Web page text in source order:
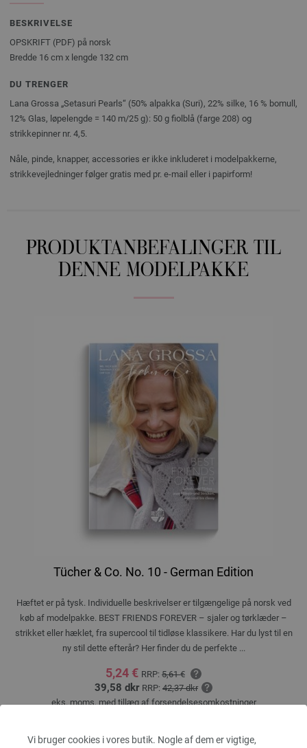
Vi bruger cookies i vores butik. Nogle af dem er vigtige,
BESKRIVELSE
OPSKRIFT (PDF) på norsk
Bredde 16 cm x lengde 132 cm
DU TRENGER
Lana Grossa „Setasuri Pearls“ (50% alpakka (Suri), 22% silke, 16 % bomull,
12% Glas, løpelengde = 140 m/25 g): 50 g fiolblå (farge 208) og
strikkepinner nr. 4,5.
Nåle, pinde, knapper, accessories er ikke inkluderet i modelpakkerne,
strikkevejledninger følger gratis med pr. e-mail eller i papirform!
PRODUKTANBEFALINGER TIL
DENNE MODELPAKKE
Tücher & Co. No. 10 - German Edition
Hæftet er på tysk. Individuelle beskrivelser er tilgængelige på norsk ved
køb af modelpakke. BEST FRIENDS FOREVER – sjaler og tørklæder –
strikket eller hæklet, fra supercool til tidløse klassikere. Har du lyst til en
ny stil dette efterår? Her finder du de perfekte ...
5,24 € RRP: 5,61 €
39,58 dkr RRP: 42,37 dkr
eks. moms, med tillæg af forsendelsesomkostninger